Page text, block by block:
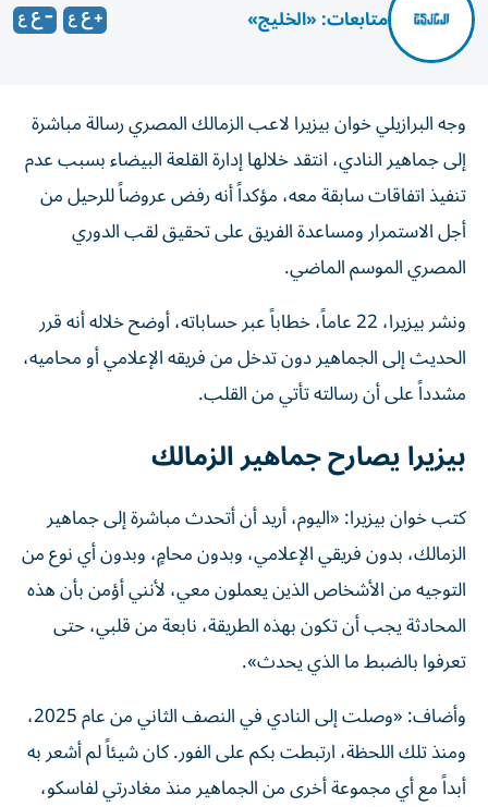
متابعات: «الخليج»
وجه البرازيلي خوان بيزيرا لاعب الزمالك المصري رسالة مباشرة
إلى جماهير النادي، انتقد خلالها إدارة القلعة البيضاء بسبب عدم
تنفيذ اتفاقات سابقة معه، مؤكداً أنه رفض عروضاً للرحيل من
أجل الاستمرار ومساعدة الفريق على تحقيق لقب الدوري
المصري الموسم الماضي.
ونشر بيزيرا، 22 عاماً، خطاباً عبر حساباته، أوضح خلاله أنه قرر
الحديث إلى الجماهير دون تدخل من فريقه الإعلامي أو محاميه،
مشدداً على أن رسالته تأتي من القلب.
بيزيرا يصارح جماهير الزمالك
كتب خوان بيزيرا: «اليوم، أريد أن أتحدث مباشرة إلى جماهير
الزمالك، بدون فريقي الإعلامي، وبدون محامٍ، وبدون أي نوع من
التوجيه من الأشخاص الذين يعملون معي، لأنني أؤمن بأن هذه
المحادثة يجب أن تكون بهذه الطريقة، نابعة من قلبي، حتى
تعرفوا بالضبط ما الذي يحدث».
وأضاف: «وصلت إلى النادي في النصف الثاني من عام 2025،
ومنذ تلك اللحظة، ارتبطت بكم على الفور. كان شيئاً لم أشعر به
أبداً مع أي مجموعة أخرى من الجماهير منذ مغادرتي لفاسكو،